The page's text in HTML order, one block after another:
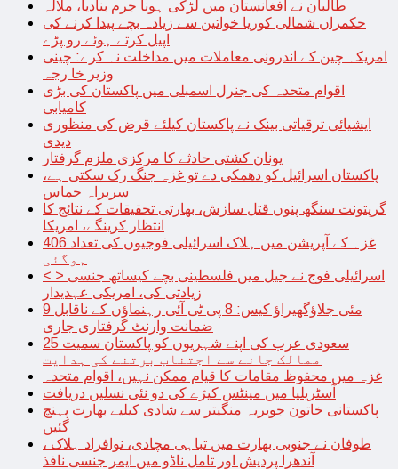
طالبان نے افغانستان میں لڑکی ہونا جرم بنادیا، ملالہ
حکمراں شمالی کوریا خواتین سے زیادہ بچے پیدا کرنے کی
اپیل کرتے ہوئے رو پڑے
امریکہ چین کے اندرونی معاملات میں مداخلت نہ کرے: چینی
وزیر خا رجہ
اقوام متحدہ کی جنرل اسمبلی میں پاکستان کی بڑی
کامیابی
ایشیائی ترقیاتی بینک نے پاکستان کیلئے قرض کی منظوری
دیدی
یونان کشتی حادثے کا مرکزی ملزم گرفتار
پاکستان اسرائیل کو دھمکی دے تو غزہ جنگ رک سکتی ہے،
سربراہ حماس
گرپتونت سنگھ پنوں قتل سازش، بھارتی تحقیقات کے نتائج کا
انتظار کرینگے، امریکا
غزہ کے آپریشن میں ہلاک اسرائیلی فوجیوں کی تعداد 406
ہوگئی
< > اسرائیلی فوج نے جیل میں فلسطینی بچے کیساتھ جنسی
زیادتی کی، امریکی عہدیدار
9 مئی جلاؤگھیراؤ کیس: 8 پی ٹی آئی رہنماؤں کے ناقابل
ضمانت وارنٹ گرفتاری جاری
سعودی عرب کی اپنے شہریوں کو پاکستان سمیت 25
ممالک جانے سے اجتناب برتنے کی ہدایت
غزہ میں محفوظ مقامات کا قیام ممکن نہیں، اقوام متحدہ
آسٹریلیا میں مینٹس کیڑے کی دو نئی نسلیں دریافت
پاکستانی خاتون جویریہ منگیتر سے شادی کیلیے بھارت پہنچ
گئیں
طوفان نے جنوبی بھارت میں تباہی مچادی، نوافراد ہلاک ،
آندھرا پردیش اور تامل ناڈو میں ایمر جنسی نافذ